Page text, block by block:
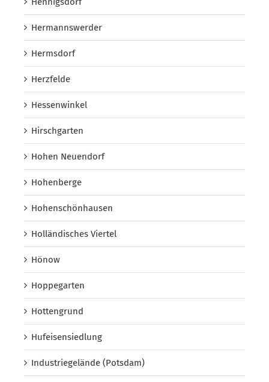
Hermannswerder
Hermsdorf
Herzfelde
Hessenwinkel
Hirschgarten
Hohen Neuendorf
Hohenberge
Hohenschönhausen
Holländisches Viertel
Hönow
Hoppegarten
Hottengrund
Hufeisensiedlung
Industriegelände (Potsdam)